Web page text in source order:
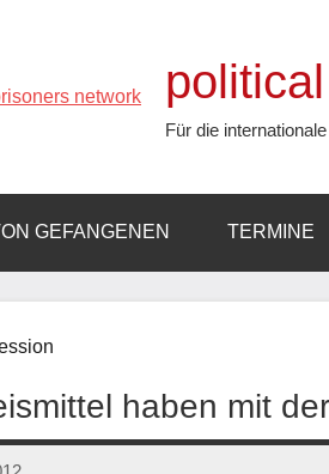
Für die
GEFANGENEN TERMINE
haben mit